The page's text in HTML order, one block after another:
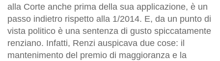
alla Corte anche prima della sua applicazione, è un
passo indietro rispetto alla 1/2014. E, da un punto di
vista politico è una sentenza di gusto spiccatamente
renziano. Infatti, Renzi auspicava due cose: il
mantenimento del premio di maggioranza e la